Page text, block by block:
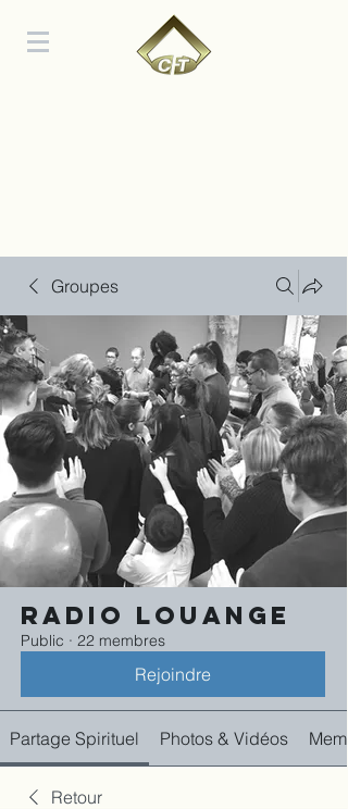
Groupes
Radio Louange
Public · 22 membres
Rejoindre
Partage Spirituel Photos & Vidéos
Retour